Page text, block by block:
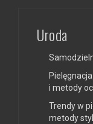
Uroda
i metody
Trendy w
metody